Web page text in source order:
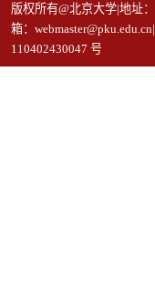
版权所有@北京大学|地址
箱：
110402430047 号